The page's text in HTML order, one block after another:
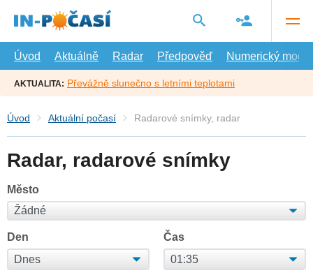
hlavní
Úvod
Aktuálně Radar Předpověď Numerický model
AKTUALITA: Převážně slunečno s letními teplotami
Úvod Aktuální počasí Radarové snímky, radar
Radar, radarové snímky
Město
Den Čas